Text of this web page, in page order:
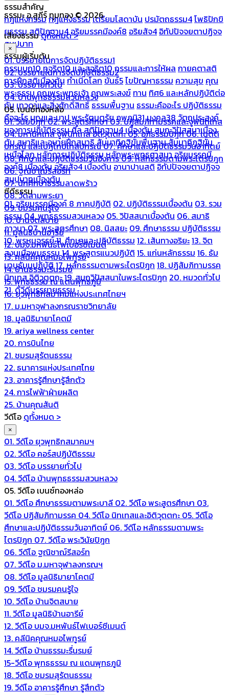
ธรรมสำคัญ
กฎแห่งกรรมกฎแห่งธรรมเตรียมโสดาบัน ปรมัตถธรรม4โพธิปักขิ
ยธรรมสติปัฏฐาน4อริยมรรคมีองค์8 อริยสัจ4 อิทัปปัจจยตาปฏิจจ
สมุปบาท
ธรรมผู้เริ่มต้น
กรรมบถ10 ทุจริต10 และสุจริต10กรรมและการให้ผล กายคตาสติ
การฝึกสติเบื้องต้นกำเนิดโลกขันธ์5ไขปัญหาธรรม ความสุข คุณ
พระธรรมคุณพระพุทธเจ้าคุณพระสงฆ์ ทาน ทิศ6 และหลักปฏิบัติต่อ
กันเทวดาและสิ่งศักดิ์สิทธิ์ธรรมพื้นฐาน ธรรมะคืออะไร ปฏิบัติธรรม
คืออะไรบุญและบาปพระรัตนตรัยภพภูมิ31 มงคล38 วัตถุประสงค์
ของการปฏิบัติธรรมศีลสติปัฏฐาน4 เบื้องต้นสมถะวิปัสสนาเบื้อง
ต้นสมาธิและอุบายฝึกสมาธิสัมมาทิฏฐิขั้นพื้นฐานสัมมาทิฏฐิขั้น
เหนือโลกหลักการปฏิบัติธรรมหลักพระพุทธศาสนาอริยมรรคมี
องค์8 เบื้องต้นอริยสัจ4 เบื้องต้นอานาปานสติอิทัปปัจจยตาปฏิจจ
สมุปบาทเบื้องต้น
ซีดีธรรม
01. อริยมรรคมีองค์ 8 ภาคปฏิบัติ 02. ปฏิบัติธรรมเบื้องต้น 03. รวม
ธรรม04. พุทธธรรมสวนหลวง 05. วิปัสสนาเบื้องต้น 06. สมาธิ
ภาวนา07. พระสูตรศึกษา 08. นิสสยะ 09. ศึกษาธรรม ปฏิบัติธรรม
10. พรหมจรรย์11. ศึกษาและปฏิบัติธรรม 12. เส้นทางอริยะ13. จิต
สงบเมื่อพบธรรม14. พระสูตรแนวปฏิบัติ 15. แก่นหลักธรรม 16. ธัม
มานุธัมมปฏิบัติ17. หลักธรรมตามพระไตรปิฎก 18. ปฏิสัมภิทามรรค
นิทเทส อิติวุตตกะ19. สมถวิปัสสนาในพระไตรปิฎก 20. หมวดทั่วไป
21. ดีวีดีบรรยายธรรม
ธรรมะ อ.สุภีร์ ทุมทอง © 2026
เสียงธรรมดูทั้งหมด >
×
01. บรรยายในการจัดปฏิบัติธรรม1
02. บรรยายในการจัดปฏิบัติธรรม2
03. บรรยายทั่วไป
04. บ้านพุทธธรรมสวนหลวง
05. เบนซ์ทองหล่อ
01. วินัยปิฎก02. พระสูตรศึกษา03. ปฏิสัมภิทามรรคและจูฬนิทเทส
04. มหานิทเทส จูฬนิทเทส อิติวุตตกะ05. อภิธรรมปิฎก06. เนตติ
ปกรณ์ และเปฏโกปเทสปกรณ์07. ศึกษาและปฏิบัติธรรมวันอาทิตย์
08. ศึกษาและปฏิบัติธรรมวันอังคาร09. หลักธรรมตามพระไตรปิฎก
06. ฐณิชาฌ์รีสอร์ท
07. นักศึกษาธรรมลาดพร้าว
08. วัดสามพระยา
09. ชมรมคนรู้ใจ
10. บ้านจิตสบาย
11. มูลนิธิบ้านอารีย์
12. บมจ.มหพันธ์ไฟเบอร์ซีเมนต์
13. คลีนิคคุณหมอไพทูรย์
14. บ้านธรรมะรื่นรมย์
15. พุทธธรรม ณ แดนพุทธภูมิ
16. ยุวพุทธิกสมาคมแห่งประเทศไทยฯ
17. ม.มหาจุฬาลงกรณราชวิทยาลัย
18. มูลนิธิมายาโคตมี
19. ariya wellness center
20. การบินไทย
21. ชมรมสุรัตนธรรม
22. ธนาคารแห่งประเทศไทย
23. อาคารรู้ศึกษารู้สึกตัว
24. การไฟฟ้าฝ่ายผลิต
25. บ้านคุณสันติ
วีดีโอ ดูทั้งหมด >
×
01. วีดีโอ ยุวพุทธิกสมาคมฯ
02. วีดีโอ คอร์สปฏิบัติธรรม
03. วีดีโอ บรรยายทั่วไป
04. วีดีโอ บ้านพุทธธรรมสวนหลวง
05. วีดีโอ เบนซ์ทองหล่อ
01. วีดีโอ ศึกษาธรรมตามพระบาลี 02. วีดีโอ พระสูตรศึกษา 03.
วีดีโอ ปฏิสัมภิทามรรค 04. วีดีโอ นิทเทสและอิติวุตตกะ 05. วีดีโอ
ศึกษาและปฏิบัติธรรมวันอาทิตย์ 06. วีดีโอ หลักธรรมตามพระ
ไตรปิฎก 07. วีดีโอ พระวินัยปิฎก
06. วีดีโอ ฐณิชาฌ์รีสอร์ท
07. วีดีโอ ม.มหาจุฬาลงกรณฯ
08. วีดีโอ มูลนิธิมายาโคตมี
09. วีดีโอ ชมรมคนรู้ใจ
10. วีดีโอ บ้านจิตสบาย
11. วีดีโอ มูลนิธิบ้านอารีย์
12. วีดีโอ บมจ.มหพันธ์ไฟเบอร์ซีเมนต์
13. คลีนิคคุณหมอไพทูรย์
14. วีดีโอ บ้านธรรมะรื่นรมย์
15-วีดีโอ พุทธธรรม ณ แดนพุทธภูมิ
18. วีดีโอ ชมรมสุรัตนธรรม
19. วีดีโอ อาคารรู้ศึกษา รู้สึกตัว